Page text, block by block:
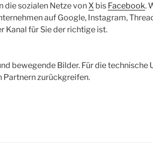
die sozialen Netze von X bis Facebook.
auf Google, Instagram,
Kanal für Sie der richtige ist.
bewegende Bilder. Für die technische
Partnern zurückgreifen.